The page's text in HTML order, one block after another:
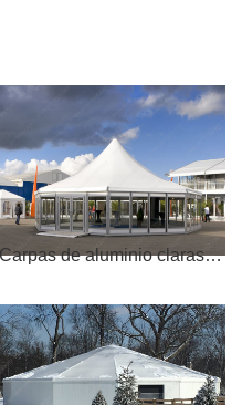
Carpas de aluminio claras y blancas para bodas y fiestas, carpas de múltiples lados